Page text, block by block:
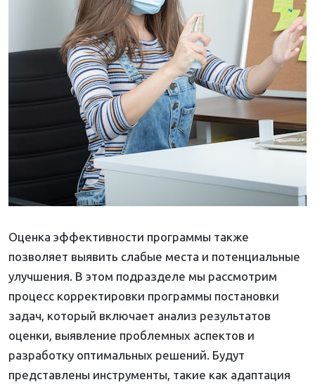
Оценка эффективности программы также
позволяет выявить слабые места и потенциальные
улучшения. В этом подразделе мы рассмотрим
процесс корректировки программы постановки
задач, который включает анализ результатов
оценки, выявление проблемных аспектов и
разработку оптимальных решений. Будут
представлены инструменты, такие как адаптация